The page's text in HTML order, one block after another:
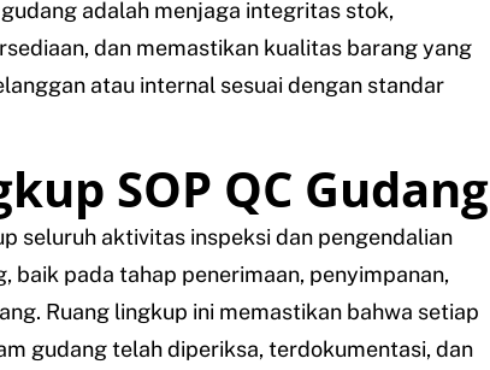
adalah menjaga integritas stok,
dan memastikan kualitas barang yang
atau internal sesuai dengan standar
SOP QC Gudang
seluruh aktivitas inspeksi dan pengendalian
baik pada tahap penerimaan, penyimpanan,
Ruang lingkup ini memastikan bahwa setiap
gudang telah diperiksa, terdokumentasi, dan